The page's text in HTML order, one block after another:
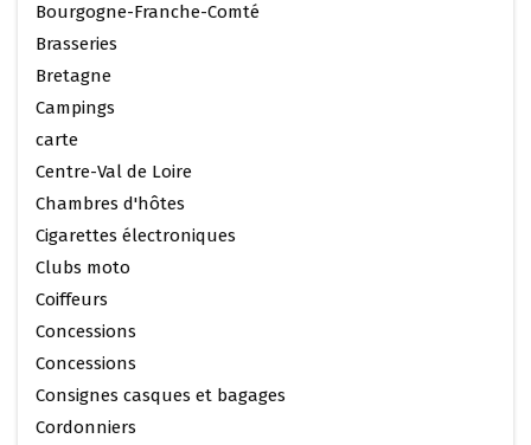
Bourgogne-Franche-Comté
Brasseries
Bretagne
Campings
carte
Centre-Val de Loire
Chambres d'hôtes
Cigarettes électroniques
Clubs moto
Coiffeurs
Concessions
Concessions
Consignes casques et bagages
Cordonniers